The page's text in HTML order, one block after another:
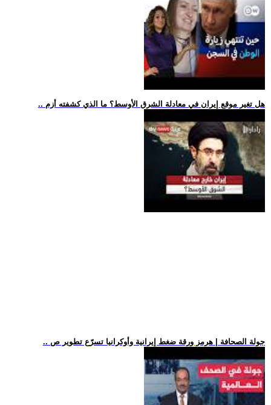
.. هل تغير موقع إيران في معادلة الشرق الأوسط؟ ما الذي كشفته أزم
.. جولة الصحافة | هرمز ورقة ضغط إيرانية وأوكرانيا تسرّع تطوير ص